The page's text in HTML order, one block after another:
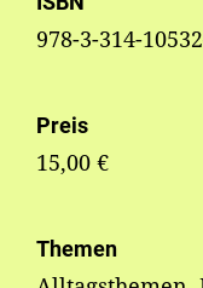
978-3-314-
Preis
15,00 €
Themen